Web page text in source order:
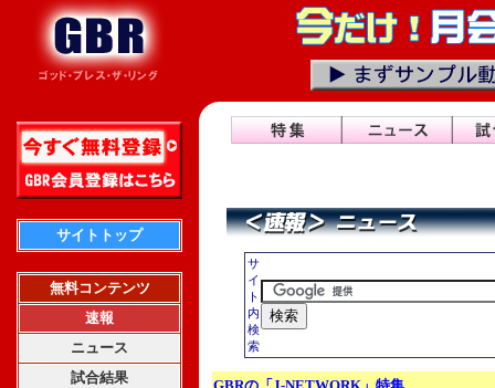
サイトトップ
無料コンテンツ
速報
ニュース
試合結果
サ
イ
ト
内
検
索